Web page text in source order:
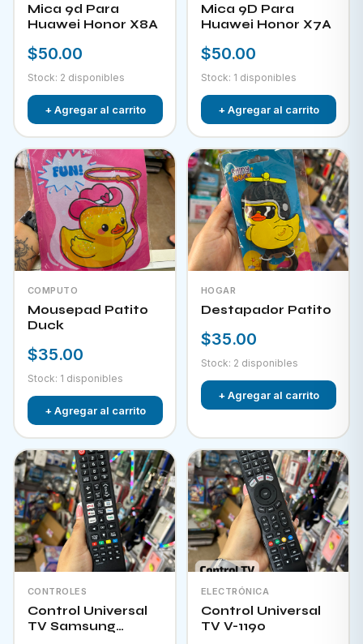
Mica 9d Para
Huawei Honor X8A
$50.00
Stock: 2 disponibles
+ Agregar al carrito
Mica 9D Para
Huawei Honor X7A
$50.00
Stock: 1 disponibles
+ Agregar al carrito
COMPUTO
Mousepad Patito
Duck
$35.00
Stock: 1 disponibles
+ Agregar al carrito
HOGAR
Destapador Patito
$35.00
Stock: 2 disponibles
+ Agregar al carrito
CONTROLES
Control Universal
TV Samsung
ELECTRÓNICA
Control Universal
TV V-1190